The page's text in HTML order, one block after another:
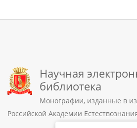
Научная
библиотека
Монографии, изданные в
Российской Академии